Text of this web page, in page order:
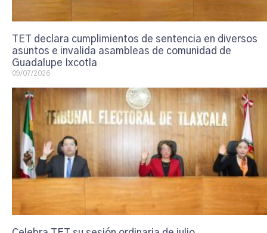
TET declara cumplimientos de sentencia en diversos
asuntos e invalida asambleas de comunidad de
Guadalupe Ixcotla
09/07/2026